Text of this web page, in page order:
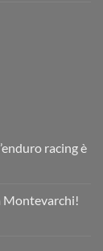
racing è
Montevarchi!